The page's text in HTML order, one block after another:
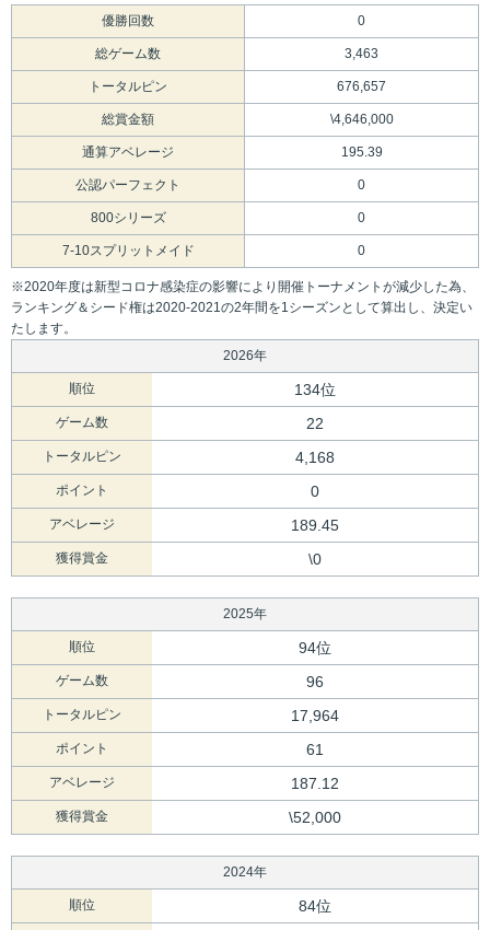
優勝回数 0
総ゲーム数 3,463
トータルピン 676,657
総賞金額 \4,646,000
通算アベレージ 195.39
公認パーフェクト 0
800シリーズ 0
7-10スプリットメイド 0
※2020年度は新型コロナ感染症の影響により開催トーナメントが減少した為、
ランキング＆シード権は2020-2021の2年間を1シーズンとして算出し、決定い
たします。
2026年
順位 134位
ゲーム数 22
トータルピン 4,168
ポイント 0
アベレージ 189.45
獲得賞金 \0
2025年
順位 94位
ゲーム数 96
トータルピン 17,964
ポイント 61
アベレージ 187.12
獲得賞金 \52,000
2024年
順位 84位